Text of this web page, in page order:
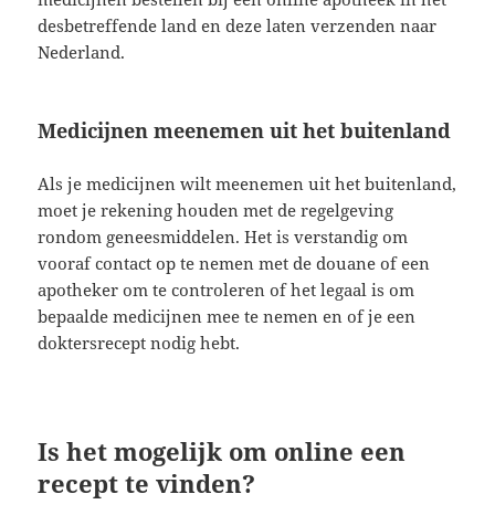
desbetreffende land en deze laten verzenden naar
Nederland.
Medicijnen meenemen uit het buitenland
Als je medicijnen wilt meenemen uit het buitenland,
moet je rekening houden met de regelgeving
rondom geneesmiddelen. Het is verstandig om
vooraf contact op te nemen met de douane of een
apotheker om te controleren of het legaal is om
bepaalde medicijnen mee te nemen en of je een
doktersrecept nodig hebt.
Is het mogelijk om online een
recept te vinden?